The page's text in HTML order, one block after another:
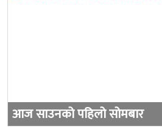
आज साउनको पहिलो सोमबार